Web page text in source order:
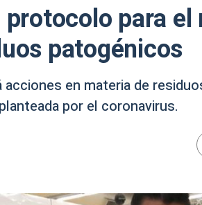
para el
patogénicos
en materia de
por el coronavirus.